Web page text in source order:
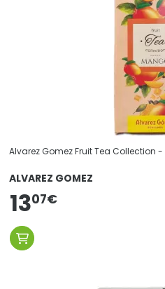
Alvarez Gomez Fruit Tea Collection
ALVAREZ GOMEZ
1307€